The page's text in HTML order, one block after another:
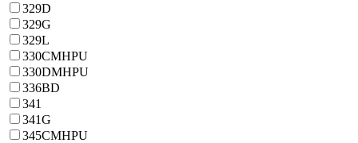
329D
329G
329L
330CMHPU
330DMHPU
336BD
341
341G
345CMHPU